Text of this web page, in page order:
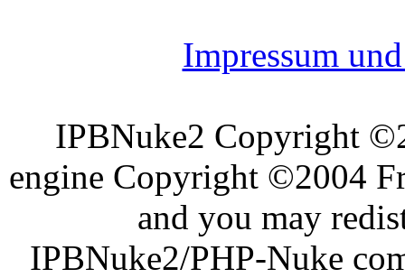
Impressum
IPBNuke2 Copyright
engine Copyright ©2004
and you may
IPBNuke2/PHP-Nuke